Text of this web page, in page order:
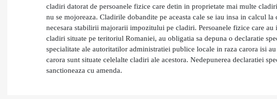
cladiri datorat de persoanele fizice care detin in proprietate mai multe
nu se mojoreaza. Cladirile dobandite pe aceasta cale se iau insa in calcul
necesara stabilirii majorarii impozitului pe cladiri. Persoanele fizice care
cladiri situate pe teritoriul Romaniei, au obligatia sa depuna o declaratie
specialitate ale autoritatilor administratiei publice locale in raza carora isi
carora sunt situate celelalte cladiri ale acestora. Nedepunerea declaratiei
sanctioneaza cu amenda.